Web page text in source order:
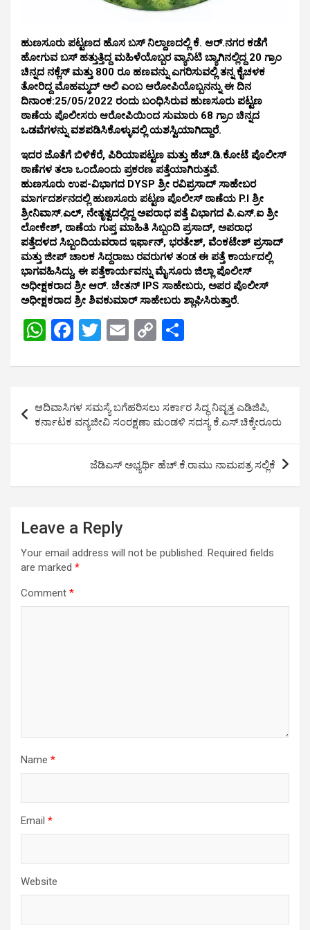
ಹುಣಸೂರು ಪಟ್ಟಣದ ಹೊಸ ಬಸ್ ನಿಲ್ದಾಣದಲ್ಲಿ ಕೆ. ಆರ್.ನಗರ ಕಡೆಗೆ
ಹೋಗುವ ಬಸ್ ಹತ್ತುತ್ತಿದ್ದ ಮಹಿಳೆಯೊಬ್ಬರ ವ್ಯಾನಿಟಿ ಬ್ಯಾಗಿನಲ್ಲಿದ್ದ 20 ಗ್ರಾಂ
ಚಿನ್ನದ ನಕ್ಲೆಸ್ ಮತ್ತು 800 ರೂ ಹಣವನ್ನು ಎಗರಿಸುವಲ್ಲಿ ತನ್ನ ಕೈಚಳಕ
ತೋರಿದ್ದ ಮೊಹಮ್ಮದ್ ಅಲಿ ಎಂಬ ಆರೋಪಿಯೊಬ್ಬನನ್ನು ಈ ದಿನ
ದಿನಾಂಕ:25/05/2022 ರಂದು ಬಂಧಿಸಿರುವ ಹುಣಸೂರು ಪಟ್ಟಣ
ಠಾಣೆಯ ಪೊಲೀಸರು ಆರೋಪಿಯಿಂದ ಸುಮಾರು 68 ಗ್ರಾಂ ಚಿನ್ನದ
ಒಡವೆಗಳನ್ನು ವಶಪಡಿಸಿಕೊಳ್ಳುವಲ್ಲಿ ಯಶಸ್ವಿಯಾಗಿದ್ದಾರೆ.
ಇದರ ಜೊತೆಗೆ ಬಿಳಿಕೆರೆ, ಪಿರಿಯಾಪಟ್ಟಣ ಮತ್ತು ಹೆಚ್.ಡಿ.ಕೋಟೆ ಪೊಲೀಸ್
ಠಾಣೆಗಳ ತಲಾ ಒಂದೊಂದು ಪ್ರಕರಣ ಪತ್ತೆಯಾಗಿರುತ್ತವೆ.
ಹುಣಸೂರು ಉಪ-ವಿಭಾಗದ DYSP ಶ್ರೀ ರವಿಪ್ರಸಾದ್ ಸಾಹೇಬರ
ಮಾರ್ಗದರ್ಶನದಲ್ಲಿ ಹುಣಸೂರು ಪಟ್ಟಣ ಪೊಲೀಸ್ ಠಾಣೆಯ P.I ಶ್ರೀ
ಶ್ರೀನಿವಾಸ್.ಎಲ್, ನೇತೃತ್ವದಲ್ಲಿದ್ದ ಅಪರಾಧ ಪತ್ತೆ ವಿಭಾಗದ ಪಿ.ಎಸ್.ಐ ಶ್ರೀ
ಲೋಕೇಶ್, ಠಾಣೆಯ ಗುಪ್ತ ಮಾಹಿತಿ ಸಿಬ್ಬಂದಿ ಪ್ರಸಾದ್, ಅಪರಾಧ
ಪತ್ತೆದಳದ ಸಿಬ್ಬಂದಿಯವರಾದ ಇರ್ಫಾನ್, ಭರತೇಶ್, ವೆಂಕಟೇಶ್ ಪ್ರಸಾದ್
ಮತ್ತು ಜೀಪ್ ಚಾಲಕ ಸಿದ್ದರಾಜು ರವರುಗಳ ತಂಡ ಈ ಪತ್ತೆ ಕಾರ್ಯದಲ್ಲಿ
ಭಾಗವಹಿಸಿದ್ದು, ಈ ಪತ್ತೆಕಾರ್ಯವನ್ನು ಮೈಸೂರು ಜಿಲ್ಲಾ ಪೊಲೀಸ್
ಅಧೀಕ್ಷಕರಾದ ಶ್ರೀ ಆರ್. ಚೇತನ್ IPS ಸಾಹೇಬರು, ಅಪರ ಪೊಲೀಸ್
ಅಧೀಕ್ಷಕರಾದ ಶ್ರೀ ಶಿವಕುಮಾರ್ ಸಾಹೇಬರು ಶ್ಲಾಘಿಸಿರುತ್ತಾರೆ.
W
at
s
A
p
F
ce
b
o
o
T
tt
er
E
ail
C
py
Li
n
k
ar
e
navigation
ಆದಿವಾಸಿಗಳ ಸಮಸ್ಯೆ ಬಗೆಹರಿಸಲು ಸರ್ಕಾರ ಸಿದ್ಧ ನಿವೃತ್ತ ಎಡಿಜಿಪಿ,
ಕರ್ನಾಟಕ ವನ್ಯಜೀವಿ ಸಂರಕ್ಷಣಾ ಮಂಡಳಿ ಸದಸ್ಯ ಕೆ.ಎಸ್.ಚಿಕ್ಕೇರೂರು
ಜೆಡಿಎಸ್ ಅಭ್ಯರ್ಥಿ ಹೆಚ್.ಕೆ.ರಾಮು ನಾಮಪತ್ರ ಸಲ್ಲಿಕೆ
Leave a Reply
Your email address will not be published. Required fields
are marked *
Comment *
Name *
Email *
Website